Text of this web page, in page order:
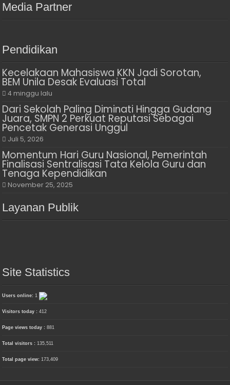
Media Partner
Pendidikan
Kecelakaan Mahasiswa KKN Jadi Sorotan,
BEM Unila Desak Evaluasi Total
4 minggu lalu
Dari Sekolah Paling Diminati Hingga Gudang
Juara, SMPN 2 Perkuat Reputasi Sebagai
Pencetak Generasi Unggul
Juli 5, 2026
Momentum Hari Guru Nasional, Pemerintah
Finalisasi Sentralisasi Tata Kelola Guru dan
Tenaga Kependidikan
November 25, 2025
Layanan Publik
Site Statistics
Users online:1
Visitors today :412
Page views today :881
Total visitors :135,511
Total page view:173,409